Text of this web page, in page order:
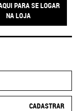
PARA SE LOGAR
NA LOJA
CADASTRAR